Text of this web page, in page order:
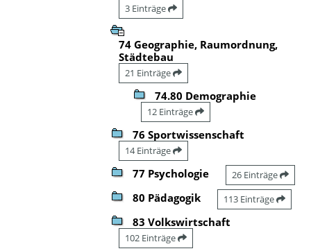
3 Einträge
74 Geographie, Raumordnung,
Städtebau
21 Einträge
74.80 Demographie
12 Einträge
76 Sportwissenschaft
14 Einträge
77 Psychologie 26 Einträge
80 Pädagogik 113 Einträge
83 Volkswirtschaft
102 Einträge